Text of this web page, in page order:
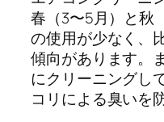
春（3〜5月）と秋
の使用が少なく、
傾向があります。
にクリーニングし
コリによる臭いを